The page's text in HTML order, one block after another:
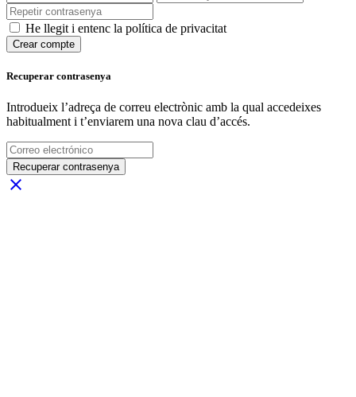
He llegit i entenc la política de privacitat
Crear compte
Recuperar contrasenya
Introdueix l’adreça de correu electrònic amb la qual accedeixes
habitualment i t’enviarem una nova clau d’accés.
Recuperar contrasenya
close